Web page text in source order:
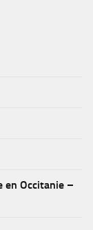
en Occitanie –